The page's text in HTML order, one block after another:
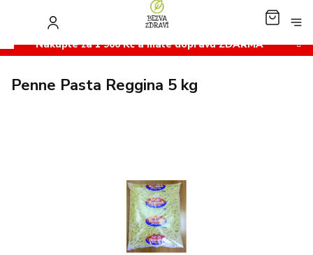
Nakupte za 1 900 Kč a máte dopravu ZDARMA
KOŠÍK
Penne Pasta Reggina 5 kg